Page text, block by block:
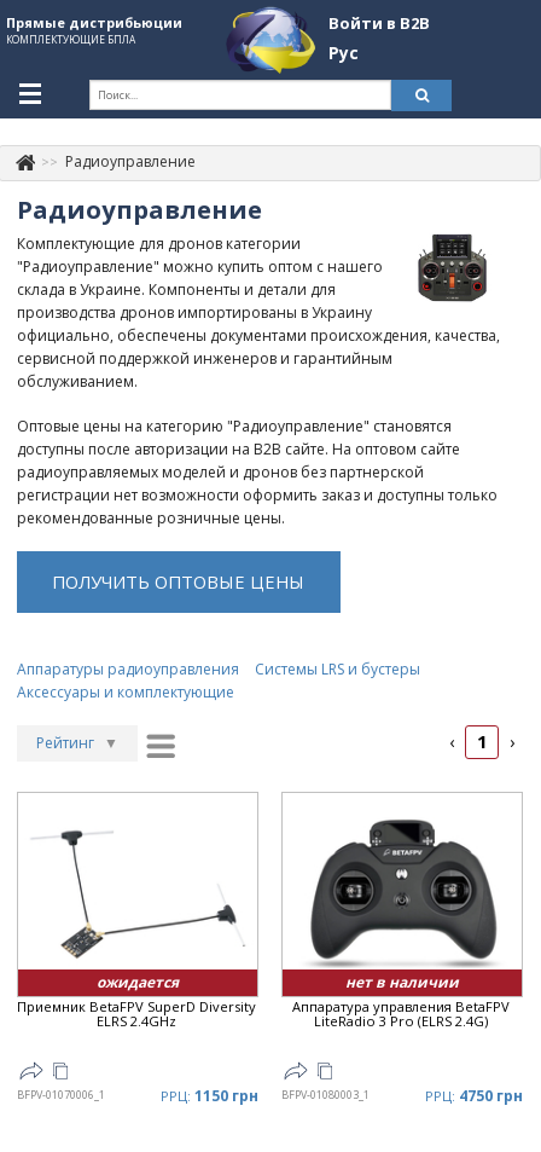
Прямые дистрибьюции
КОМПЛЕКТУЮЩИЕ БПЛА
Войти в B2B
Рус
+380507774092 Контакты
About Company
Обзоры
Категории
Бренды
Войти в B2B
Стать партнером
Радиоуправление
Радиоуправление
Комплектующие для дронов категории
"Радиоуправление" можно купить оптом с нашего
склада в Украине. Компоненты и детали для
производства дронов импортированы в Украину
официально, обеспечены документами происхождения, качества,
сервисной поддержкой инженеров и гарантийным
обслуживанием.
Оптовые цены на категорию "Радиоуправление" становятся
доступны после авторизации на B2B сайте. На оптовом сайте
радиоуправляемых моделей и дронов без партнерской
регистрации нет возможности оформить заказ и доступны только
рекомендованные розничные цены.
ПОЛУЧИТЬ ОПТОВЫЕ ЦЕНЫ
Аппаратуры радиоуправления
Системы LRS и бустеры
Аксессуары и комплектующие
Рейтинг ▼
Дата
Цена
Цена
‹ 1 ›
ожидается
Приемник BetaFPV SuperD Diversity
ELRS 2.4GHz
BFPV-01070006_1 РРЦ: 1150 грн
нет в наличии
Аппаратура управления BetaFPV
LiteRadio 3 Pro (ELRS 2.4G)
BFPV-01080003_1 РРЦ: 4750 грн